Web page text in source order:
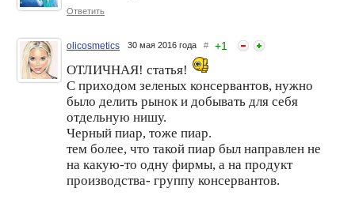
Ответить
olicosmetics 30 мая 2016 года # +1
ОТЛИЧНАЯ! статья!
С приходом зеленых консервантов, нужно
было делить рынок и добывать для себя
отдельную нишу.
Черный пиар, тоже пиар.
тем более, что такой пиар был направлен не
на какую-то одну фирмы, а на продукт
производства- группу консервантов.